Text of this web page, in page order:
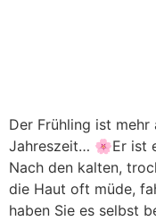
Der Frühling ist mehr
Jahreszeit… 🌸Er ist
Nach den kalten,
die Haut oft müde,
haben Sie es selbst